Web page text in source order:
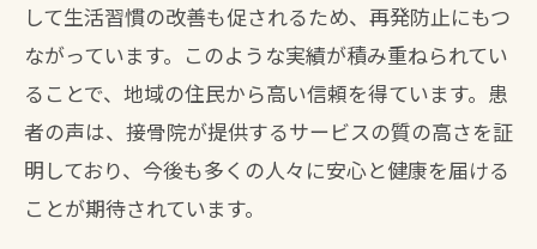
通院が続けやすい環境作り
患者の状態に応じた柔軟な対応
治療後のサービスとフォローアップ
健康的な生活をサポートする接骨院の役割と
坐骨神経痛対策
して生活習慣の改善も促されるため、再発防止にもつ
ながっています。このような実績が積み重ねられてい
ることで、地域の住民から高い信頼を得ています。患
者の声は、接骨院が提供するサービスの質の高さを証
明しており、今後も多くの人々に安心と健康を届ける
ことが期待されています。